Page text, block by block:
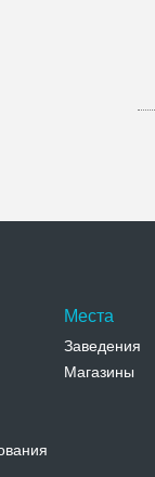
Места
Заведения
Магазины